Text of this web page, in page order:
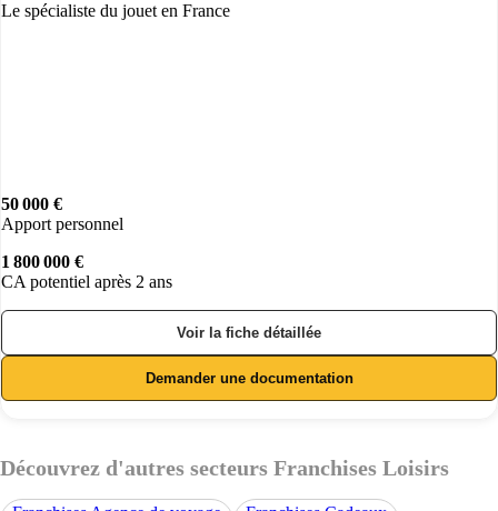
Le spécialiste du jouet en France
50 000 €
Apport personnel
1 800 000 €
CA potentiel après 2 ans
Voir la fiche détaillée
Demander une documentation
Découvrez d'autres secteurs Franchises Loisirs